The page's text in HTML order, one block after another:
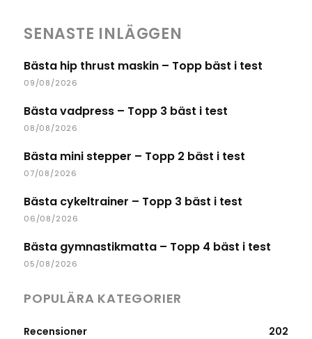
SENASTE INLÄGGEN
Bästa hip thrust maskin – Topp bäst i test
09/08/2026
Bästa vadpress – Topp 3 bäst i test
08/08/2026
Bästa mini stepper – Topp 2 bäst i test
07/08/2026
Bästa cykeltrainer – Topp 3 bäst i test
06/08/2026
Bästa gymnastikmatta – Topp 4 bäst i test
05/08/2026
POPULÄRA KATEGORIER
Recensioner
202